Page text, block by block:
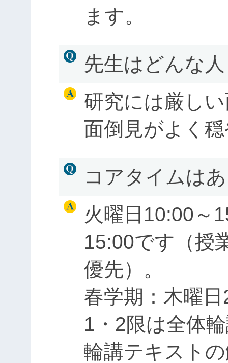
ます。
先生はどんな
研究には厳し
面倒見がよく
コアタイムは
火曜日10:00～
15:00です（授
優先）。
春学期：木曜
1・2限は全体
輪講テキスト